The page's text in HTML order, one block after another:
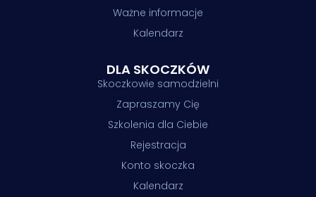
Ważne informacje
Kalendarz
DLA SKOCZKÓW
Skoczkowie samodzielni
Zapraszamy Cię
Szkolenia dla Ciebie
Rejestracja
Konto skoczka
Kalendarz